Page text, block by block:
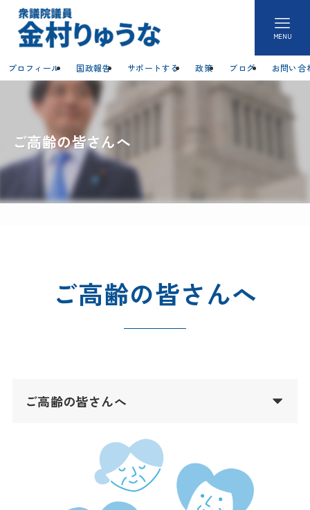
MENU
プロフィール 国政報告 サポートする 政策 ブログ お問い合
ご高齢の皆さんへ
ご高齢の皆さんへ
ご高齢の皆さんへ